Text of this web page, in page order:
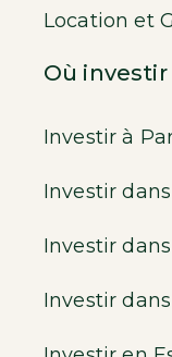
Location et
Où investir
Investir à
Investir
Investir
Investir